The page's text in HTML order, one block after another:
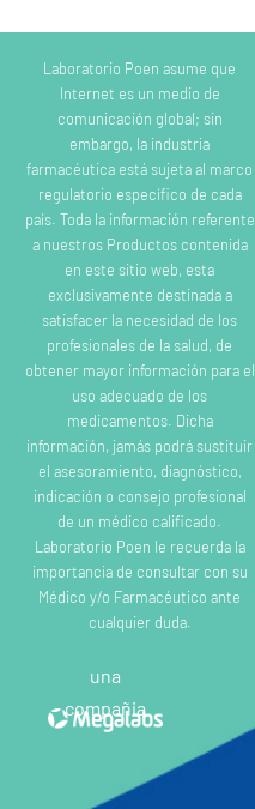
Laboratorio Poen asume que
Internet es un medio de
comunicación global; sin
embargo, la industria
farmacéutica está sujeta al marco
regulatorio específico de cada
país. Toda la información referente
a nuestros Productos contenida
en este sitio web, esta
exclusivamente destinada a
satisfacer la necesidad de los
profesionales de la salud, de
obtener mayor información para el
uso adecuado de los
medicamentos. Dicha
información, jamás podrá sustituir
el asesoramiento, diagnóstico,
indicación o consejo profesional
de un médico calificado.
Laboratorio Poen le recuerda la
importancia de consultar con su
Médico y/o Farmacéutico ante
cualquier duda.
una
compañia